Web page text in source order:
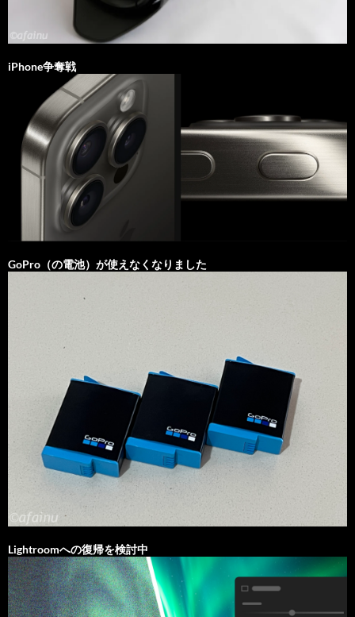
iPhone争奪戦
GoPro（の電池）が使えなくなりました
Lightroomへの復帰を検討中